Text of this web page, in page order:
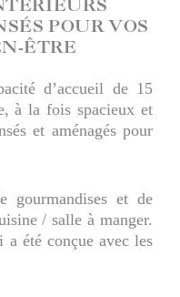
POUR VOS
ÊTRE
d’accueil de 15
à la fois spacieux et
et aménagés pour
gourmandises et de
/ salle à manger.
été conçue avec les